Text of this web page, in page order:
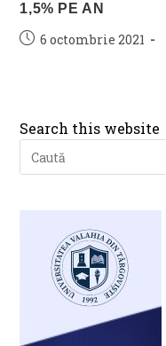
1,5% PE AN
Post6 octombrie 2021
Search this website